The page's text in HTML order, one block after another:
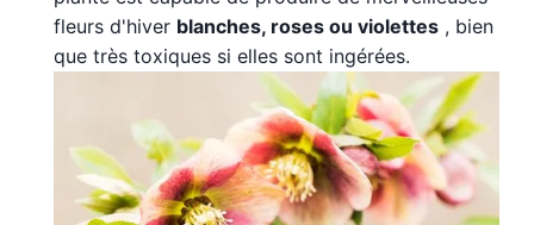
fleurs d'hiver blanches, roses ou violettes , bien
que très toxiques si elles sont ingérées.